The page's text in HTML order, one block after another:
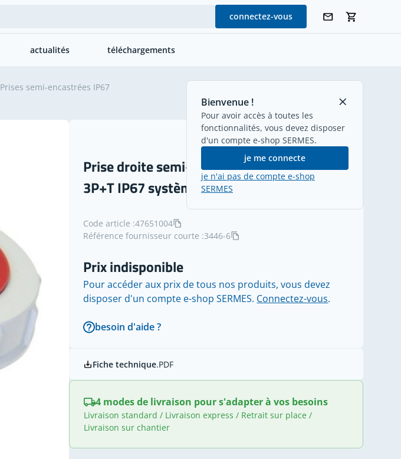
connectez-vous
Bienvenue !
Pour avoir accès à toutes les
fonctionnalités, vous devez disposer
d'un compte e-shop SERMES.
je me connecte
je n'ai pas de compte e-shop
SERMES
actualités téléchargements
Prises semi-encastrées IP67
Prise droite semi-encastrée 400V 125A
3P+T IP67 système PCS
Code article :47651004
Référence fournisseur courte :3446-6
Prix indisponible
Pour accéder aux prix de tous nos produits, vous devez
disposer d'un compte e-shop SERMES. Connectez-vous.
besoin d'aide ?
Fiche technique.PDF
4 modes de livraison pour s'adapter à vos besoins
Livraison standard / Livraison express / Retrait sur place /
Livraison sur chantier